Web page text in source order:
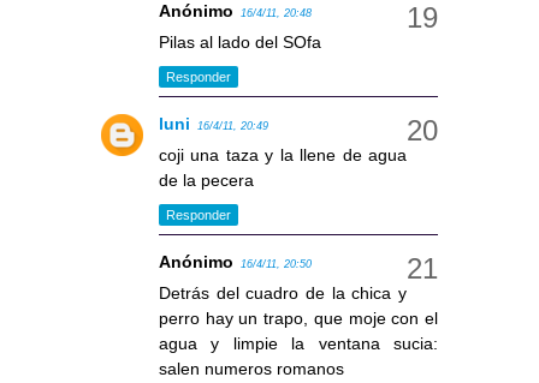
Anónimo 16/4/11, 20:48
Pilas al lado del SOfa
Responder
luni 16/4/11, 20:49
coji una taza y la llene de agua
de la pecera
Responder
Anónimo 16/4/11, 20:50
Detrás del cuadro de la chica y
perro hay un trapo, que moje con el
agua y limpie la ventana sucia:
salen numeros romanos